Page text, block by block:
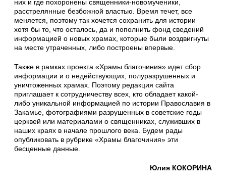
них и где похоронены священники-новомученики,
расстрелянные безбожной властью. Время течет, все
меняется, поэтому так хочется сохранить для истории
хотя бы то, что осталось, да и пополнить фонд сведений
информацией о новых храмах, которые были воздвигнуты
на месте утраченных, либо построены впервые.
Также в рамках проекта «Храмы благочиния» идет сбор
информации и о недействующих, полуразрушенных и
уничтоженных храмах. Поэтому редакция сайта
приглашает к сотрудничеству всех, кто обладает какой-
либо уникальной информацией по истории Православия в
Закамье, фотографиями разрушенных в советские годы
церквей или материалами о священниках, служивших в
наших краях в начале прошлого века. Будем рады
опубликовать в рубрике «Храмы благочиния» эти
бесценные данные.
Юлия КОКОРИНА